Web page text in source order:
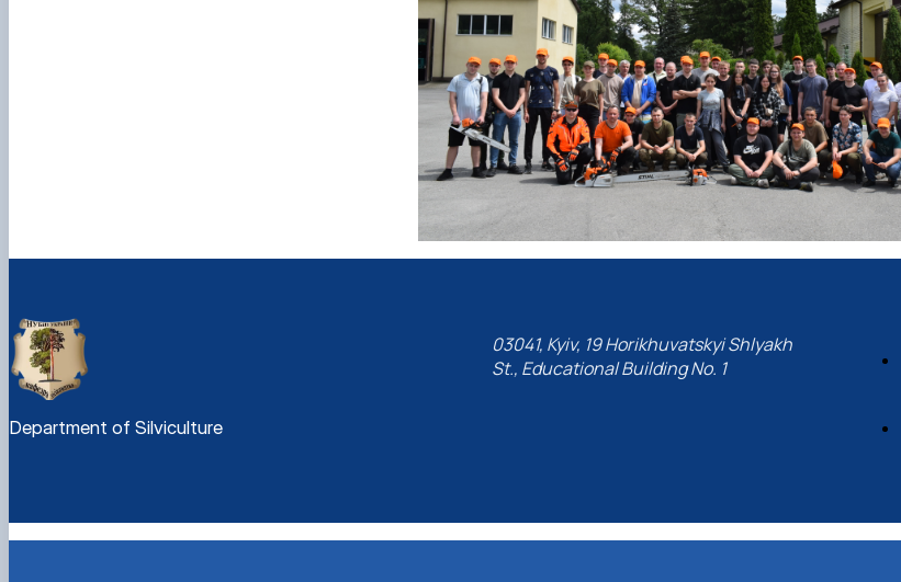
Department of Silviculture
03041, Kyiv, 19 Horikhuvatskyi Shlyakh
St., Educational Building No. 1